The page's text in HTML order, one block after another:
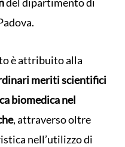
è attribuito alla
meriti scientifici
biomedica nel
, attraverso oltre
nell’utilizzo di